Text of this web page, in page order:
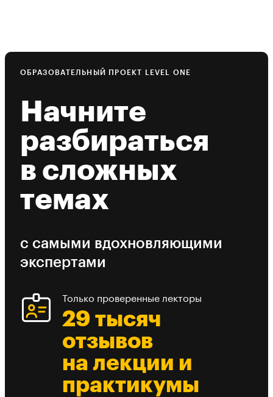
ОБРАЗОВАТЕЛЬНЫЙ ПРОЕКТ LEVEL ONE
Начните
разбираться
в сложных
темах
с самыми вдохновляющими
экспертами
Только проверенные лекторы
29 тысяч
отзывов
на лекции и
практикумы